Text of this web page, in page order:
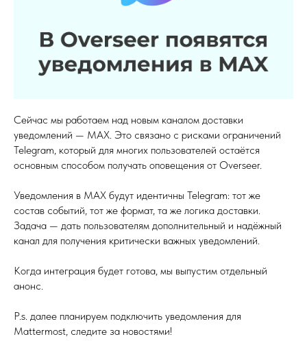
Сейчас мы работаем над новым каналом доставки
уведомлений — MAX. Это связано с рисками ограничений
Telegram, который для многих пользователей остаётся
основным способом получать оповещения от Overseer.
Уведомления в MAX будут идентичны Telegram: тот же
состав событий, тот же формат, та же логика доставки.
Задача — дать пользователям дополнительный и надёжный
канал для получения критически важных уведомлений.
Когда интеграция будет готова, мы выпустим отдельный
анонс.
P.s. далее планируем подключить уведомления для
Mattermost, следите за новостями!